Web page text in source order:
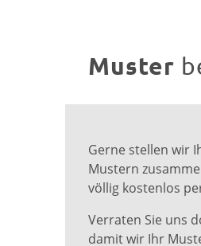
Muster
Gerne stellen wir
Mustern
völlig kostenlos
Verraten Sie uns
damit wir Ihr